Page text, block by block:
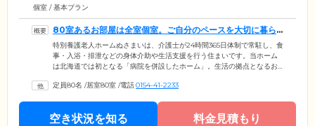
個室 / 基本プラン
80室あるお部屋は全室個室。ご自分のペースを大切に暮ら
せます
特別養護老人ホームぬさまいは、介護士が24時間365日体制で常駐し、食
事・入浴・排泄などの身体介助や生活支援を行う住まいです。当ホーム
は北海道では初となる「病院を併設したホーム」。生活の拠点となるお
だけます。お食事は、栄養バランスのよいメニューを1日3食ご提供。ほ
過ごしください。浴室設備は、介助が必要な方も安心してご入浴いただ
ける特殊浴槽・リフト浴をご用意。スタッフのサポートのもと、快適に
定員80名 /居室80室 /電話0154-41-2233
空き状況を知る 料金見積もり